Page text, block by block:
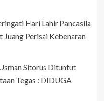
Hari Lahir Pancasila
Juang Perisai Kebenaran
Sitorus Dituntut
Tegas : DIDUGA